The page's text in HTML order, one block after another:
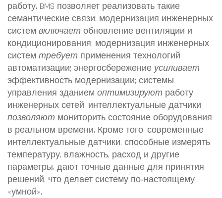
работу. BMS позволяет реализовать такие
семантические связи: модернизация инженерных
систем включает обновление вентиляции и
кондиционирования; модернизация инженерных
систем требует применения технологий
автоматизации; энергосбережение усиливает
эффективность модернизации; системы
управления зданием оптимизируют работу
инженерных сетей; интеллектуальные датчики
позволяют мониторить состояние оборудования
в реальном времени. Кроме того, современные
интеллектуальные датчики, способные измерять
температуру, влажность, расход и другие
параметры, дают точные данные для принятия
решений, что делает систему по‑настоящему
«умной».